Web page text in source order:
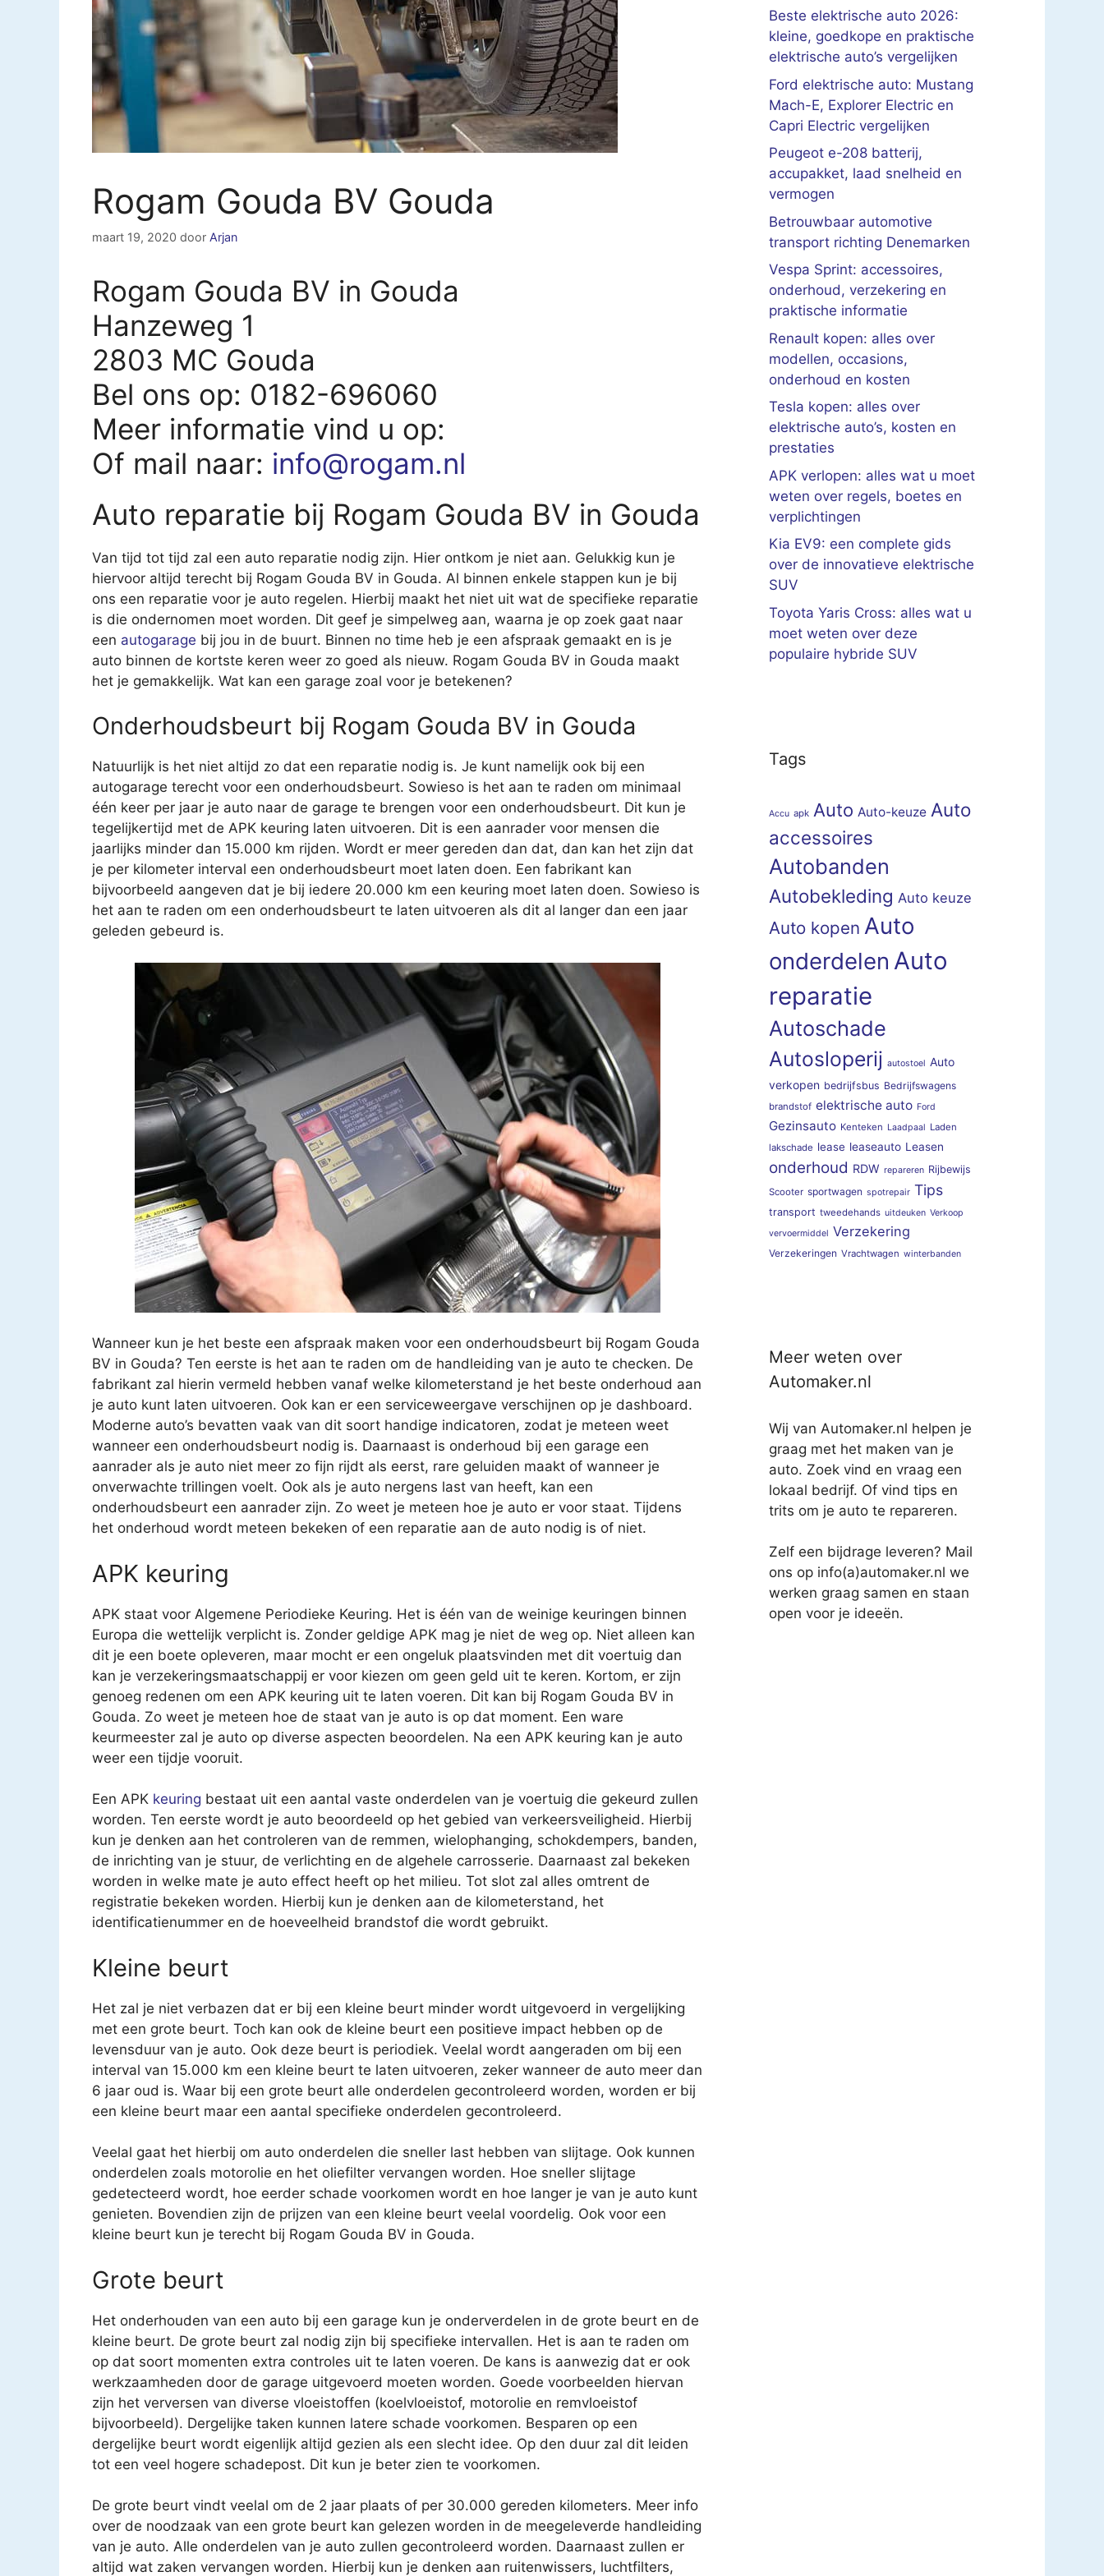
Rogam Gouda BV Gouda
maart 19, 2020 door Arjan
Rogam Gouda BV in Gouda
Hanzeweg 1
2803 MC Gouda
Bel ons op: 0182-696060
Meer informatie vind u op:
Of mail naar: info@rogam.nl
Auto reparatie bij Rogam Gouda BV in Gouda
Van tijd tot tijd zal een auto reparatie nodig zijn. Hier ontkom je niet aan. Gelukkig kun je
hiervoor altijd terecht bij Rogam Gouda BV in Gouda. Al binnen enkele stappen kun je bij
ons een reparatie voor je auto regelen. Hierbij maakt het niet uit wat de specifieke reparatie
is die ondernomen moet worden. Dit geef je simpelweg aan, waarna je op zoek gaat naar
een autogarage bij jou in de buurt. Binnen no time heb je een afspraak gemaakt en is je
auto binnen de kortste keren weer zo goed als nieuw. Rogam Gouda BV in Gouda maakt
het je gemakkelijk. Wat kan een garage zoal voor je betekenen?
Onderhoudsbeurt bij Rogam Gouda BV in Gouda
Natuurlijk is het niet altijd zo dat een reparatie nodig is. Je kunt namelijk ook bij een
autogarage terecht voor een onderhoudsbeurt. Sowieso is het aan te raden om minimaal
één keer per jaar je auto naar de garage te brengen voor een onderhoudsbeurt. Dit kun je
tegelijkertijd met de APK keuring laten uitvoeren. Dit is een aanrader voor mensen die
jaarlijks minder dan 15.000 km rijden. Wordt er meer gereden dan dat, dan kan het zijn dat
je per kilometer interval een onderhoudsbeurt moet laten doen. Een fabrikant kan
bijvoorbeeld aangeven dat je bij iedere 20.000 km een keuring moet laten doen. Sowieso is
het aan te raden om een onderhoudsbeurt te laten uitvoeren als dit al langer dan een jaar
geleden gebeurd is.
Wanneer kun je het beste een afspraak maken voor een onderhoudsbeurt bij Rogam Gouda
BV in Gouda? Ten eerste is het aan te raden om de handleiding van je auto te checken. De
fabrikant zal hierin vermeld hebben vanaf welke kilometerstand je het beste onderhoud aan
je auto kunt laten uitvoeren. Ook kan er een serviceweergave verschijnen op je dashboard.
Moderne auto’s bevatten vaak van dit soort handige indicatoren, zodat je meteen weet
wanneer een onderhoudsbeurt nodig is. Daarnaast is onderhoud bij een garage een
aanrader als je auto niet meer zo fijn rijdt als eerst, rare geluiden maakt of wanneer je
onverwachte trillingen voelt. Ook als je auto nergens last van heeft, kan een
onderhoudsbeurt een aanrader zijn. Zo weet je meteen hoe je auto er voor staat. Tijdens
het onderhoud wordt meteen bekeken of een reparatie aan de auto nodig is of niet.
APK keuring
APK staat voor Algemene Periodieke Keuring. Het is één van de weinige keuringen binnen
Europa die wettelijk verplicht is. Zonder geldige APK mag je niet de weg op. Niet alleen kan
dit je een boete opleveren, maar mocht er een ongeluk plaatsvinden met dit voertuig dan
kan je verzekeringsmaatschappij er voor kiezen om geen geld uit te keren. Kortom, er zijn
genoeg redenen om een APK keuring uit te laten voeren. Dit kan bij Rogam Gouda BV in
Gouda. Zo weet je meteen hoe de staat van je auto is op dat moment. Een ware
keurmeester zal je auto op diverse aspecten beoordelen. Na een APK keuring kan je auto
weer een tijdje vooruit.
Een APK keuring bestaat uit een aantal vaste onderdelen van je voertuig die gekeurd zullen
worden. Ten eerste wordt je auto beoordeeld op het gebied van verkeersveiligheid. Hierbij
kun je denken aan het controleren van de remmen, wielophanging, schokdempers, banden,
de inrichting van je stuur, de verlichting en de algehele carrosserie. Daarnaast zal bekeken
worden in welke mate je auto effect heeft op het milieu. Tot slot zal alles omtrent de
registratie bekeken worden. Hierbij kun je denken aan de kilometerstand, het
identificatienummer en de hoeveelheid brandstof die wordt gebruikt.
Kleine beurt
Het zal je niet verbazen dat er bij een kleine beurt minder wordt uitgevoerd in vergelijking
met een grote beurt. Toch kan ook de kleine beurt een positieve impact hebben op de
levensduur van je auto. Ook deze beurt is periodiek. Veelal wordt aangeraden om bij een
interval van 15.000 km een kleine beurt te laten uitvoeren, zeker wanneer de auto meer dan
6 jaar oud is. Waar bij een grote beurt alle onderdelen gecontroleerd worden, worden er bij
een kleine beurt maar een aantal specifieke onderdelen gecontroleerd.
Veelal gaat het hierbij om auto onderdelen die sneller last hebben van slijtage. Ook kunnen
onderdelen zoals motorolie en het oliefilter vervangen worden. Hoe sneller slijtage
gedetecteerd wordt, hoe eerder schade voorkomen wordt en hoe langer je van je auto kunt
genieten. Bovendien zijn de prijzen van een kleine beurt veelal voordelig. Ook voor een
kleine beurt kun je terecht bij Rogam Gouda BV in Gouda.
Grote beurt
Het onderhouden van een auto bij een garage kun je onderverdelen in de grote beurt en de
kleine beurt. De grote beurt zal nodig zijn bij specifieke intervallen. Het is aan te raden om
op dat soort momenten extra controles uit te laten voeren. De kans is aanwezig dat er ook
werkzaamheden door de garage uitgevoerd moeten worden. Goede voorbeelden hiervan
zijn het verversen van diverse vloeistoffen (koelvloeistof, motorolie en remvloeistof
bijvoorbeeld). Dergelijke taken kunnen latere schade voorkomen. Besparen op een
dergelijke beurt wordt eigenlijk altijd gezien als een slecht idee. Op den duur zal dit leiden
tot een veel hogere schadepost. Dit kun je beter zien te voorkomen.
De grote beurt vindt veelal om de 2 jaar plaats of per 30.000 gereden kilometers. Meer info
over de noodzaak van een grote beurt kan gelezen worden in de meegeleverde handleiding
van je auto. Alle onderdelen van je auto zullen gecontroleerd worden. Daarnaast zullen er
altijd wat zaken vervangen worden. Hierbij kun je denken aan ruitenwissers, luchtfilters,
Beste elektrische auto 2026:
kleine, goedkope en praktische
elektrische auto’s vergelijken
Ford elektrische auto: Mustang
Mach-E, Explorer Electric en
Capri Electric vergelijken
Peugeot e-208 batterij,
accupakket, laad snelheid en
vermogen
Betrouwbaar automotive
transport richting Denemarken
Vespa Sprint: accessoires,
onderhoud, verzekering en
praktische informatie
Renault kopen: alles over
modellen, occasions,
onderhoud en kosten
Tesla kopen: alles over
elektrische auto’s, kosten en
prestaties
APK verlopen: alles wat u moet
weten over regels, boetes en
verplichtingen
Kia EV9: een complete gids
over de innovatieve elektrische
SUV
Toyota Yaris Cross: alles wat u
moet weten over deze
populaire hybride SUV
Tags
Accu apk Auto Auto-keuze Auto
accessoires
Autobanden
Autobekleding Auto keuze
Auto kopen Auto
onderdelen Auto
reparatie
Autoschade
Autosloperij autostoel Auto
verkopen bedrijfsbus Bedrijfswagens
brandstof elektrische auto Ford
Gezinsauto Kenteken Laadpaal Laden
lakschade lease leaseauto Leasen
onderhoud RDW repareren Rijbewijs
Scooter sportwagen spotrepair Tips
transport tweedehands uitdeuken Verkoop
vervoermiddel Verzekering
Verzekeringen Vrachtwagen winterbanden
Meer weten over
Automaker.nl
Wij van Automaker.nl helpen je
graag met het maken van je
auto. Zoek vind en vraag een
lokaal bedrijf. Of vind tips en
trits om je auto te repareren.
Zelf een bijdrage leveren? Mail
ons op info(a)automaker.nl we
werken graag samen en staan
open voor je ideeën.